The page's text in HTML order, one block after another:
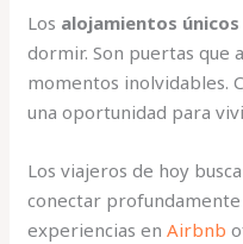
Los alojamientos
dormir. Son puertas que
momentos inolvidables.
una oportunidad para
Los viajeros de hoy
conectar profundamente
experiencias enAirbnb